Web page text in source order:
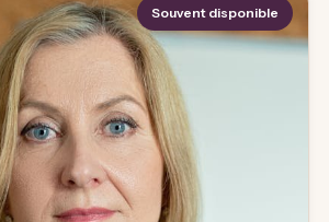
Souvent disponible